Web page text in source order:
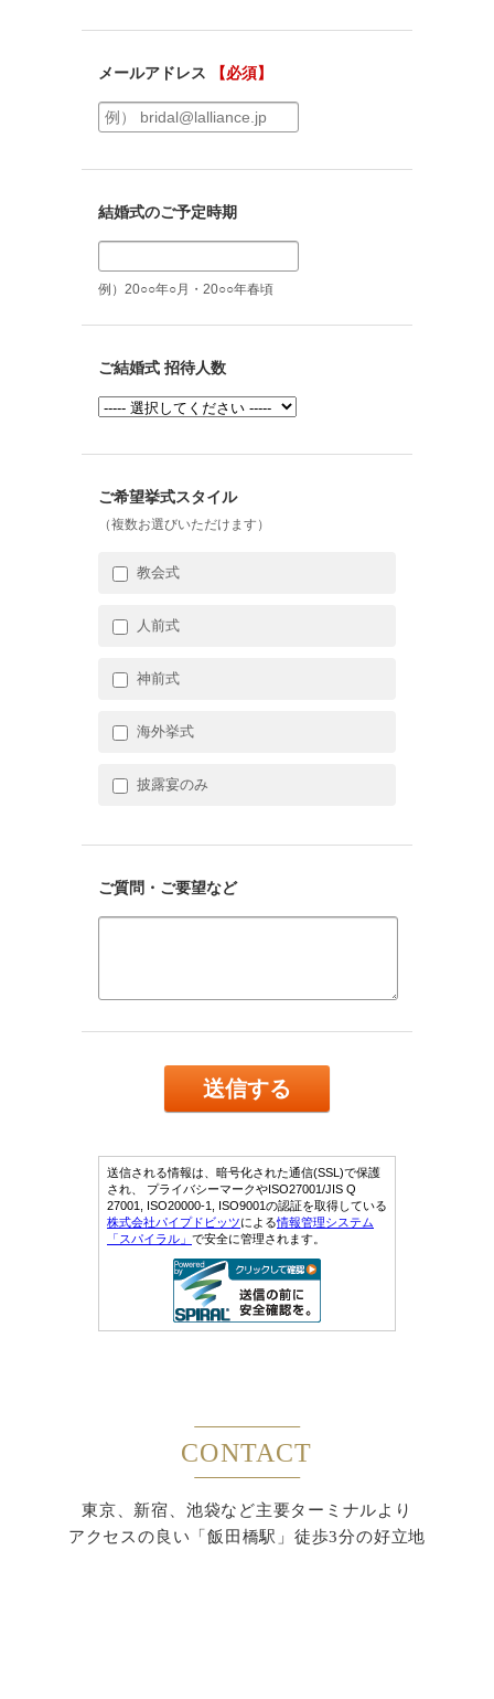
CONTACT
東京、新宿、池袋など主要ターミナルより
アクセスの良い「飯田橋駅」徒歩3分の好立地